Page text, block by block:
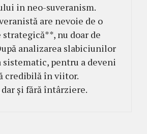
in neo-suveranism.
are nevoie de o
nu doar de
analizarea slabiciunilor
sistematic, pentru a deveni
credibilă în viitor.
dar și fără întârziere.